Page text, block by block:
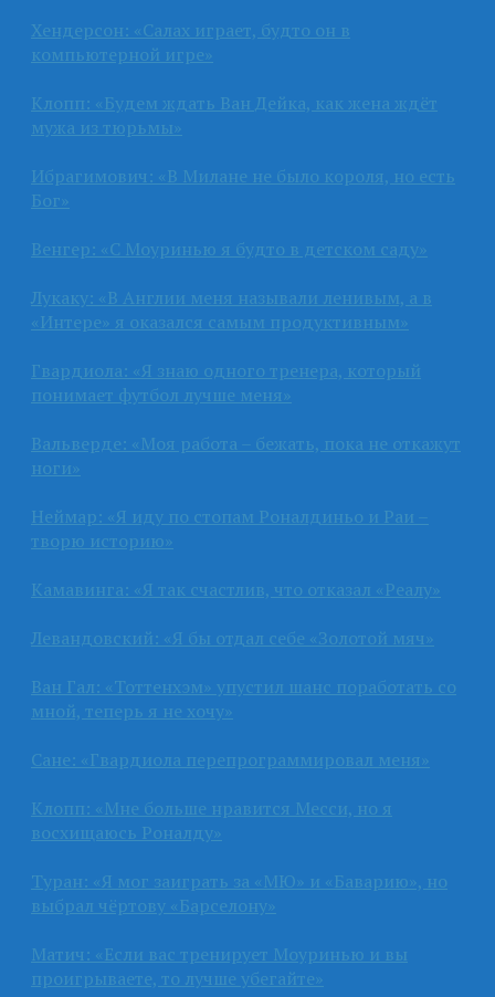
Хендерсон: «Салах играет, будто он в
компьютерной игре»
Клопп: «Будем ждать Ван Дейка, как жена ждёт
мужа из тюрьмы»
Ибрагимович: «В Милане не было короля, но есть
Бог»
Венгер: «С Моуринью я будто в детском саду»
Лукаку: «В Англии меня называли ленивым, а в
«Интере» я оказался самым продуктивным»
Гвардиола: «Я знаю одного тренера, который
понимает футбол лучше меня»
Вальверде: «Моя работа – бежать, пока не откажут
ноги»
Неймар: «Я иду по стопам Роналдиньо и Раи –
творю историю»
Камавинга: «Я так счастлив, что отказал «Реалу»
Левандовский: «Я бы отдал себе «Золотой мяч»
Ван Гал: «Тоттенхэм» упустил шанс поработать со
мной, теперь я не хочу»
Сане: «Гвардиола перепрограммировал меня»
Клопп: «Мне больше нравится Месси, но я
восхищаюсь Роналду»
Туран: «Я мог заиграть за «МЮ» и «Баварию», но
выбрал чёртову «Барселону»
Матич: «Если вас тренирует Моуринью и вы
проигрываете, то лучше убегайте»